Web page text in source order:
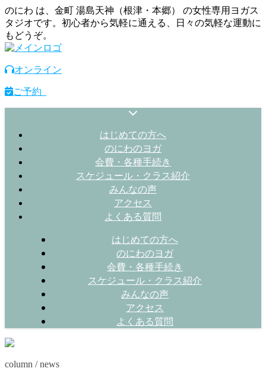
のにわ は、金町 湯島天神（根津・本郷） の女性専用ヨガス
タジオです。初心者から気軽に通える、日々の気軽な運動に
もどうぞ。
オンライン
ご予約
はじめての方へ
のにわのヨガ
会費・各種手続き
スケジュール・クラス紹介
みんなの声
アクセス
よくある質問
はじめての方へ
のにわのヨガ
会費・各種手続き
スケジュール・クラス紹介
みんなの声
アクセス
よくある質問
column / news